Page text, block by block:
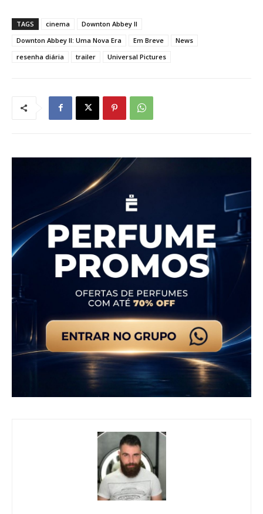
TAGS cinema
Downton Abbey II
Downton Abbey II: Uma Nova Era
Em Breve
News
resenha diária
trailer Universal Pictures